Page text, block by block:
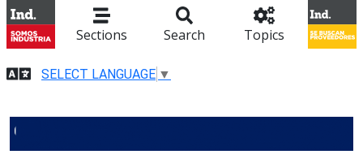
Sections Search Topics
SELECT LANGUAGE ▼